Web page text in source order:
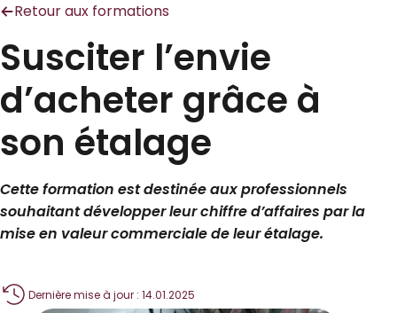
Retour aux formations
Susciter l’envie
d’acheter grâce à
son étalage
Cette formation est destinée aux professionnels
souhaitant développer leur chiffre d’affaires par la
mise en valeur commerciale de leur étalage.
Dernière mise à jour : 14.01.2025